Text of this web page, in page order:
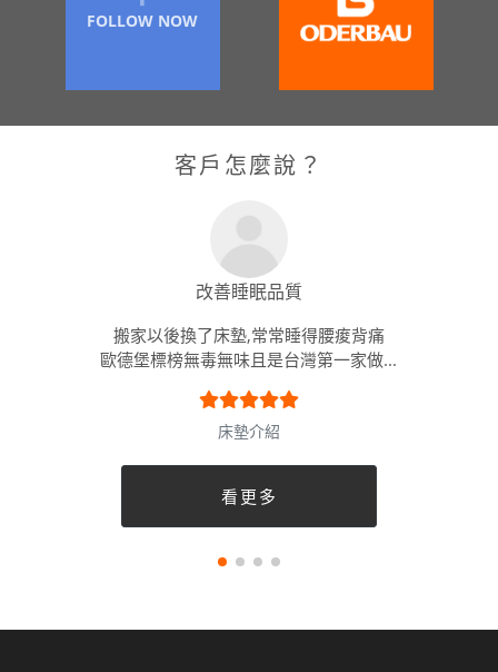
FOLLOW NOW
客戶怎麼說？
改善睡眠品質
搬家以後換了床墊,常常睡得腰痠背痛
歐德堡標榜無毒無味且是台灣第一家做...
床墊介紹
看更多